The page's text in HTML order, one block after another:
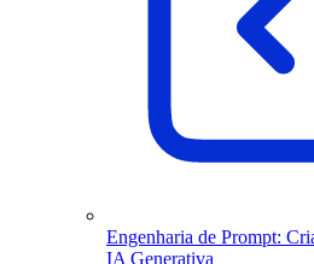
Engenharia de Prompt:
IA Generativa